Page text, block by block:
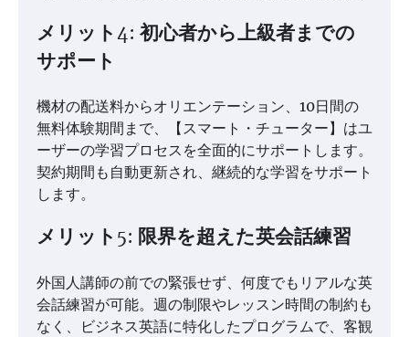
メリット4: 初心者から上級者までの
サポート
機材の配送料からオリエンテーション、10日間の
無料体験期間まで、【スマート・チューター】はユ
ーザーの学習プロセスを全面的にサポートします。
契約期間も自動更新され、継続的な学習をサポート
します。
メリット5: 限界を超えた英会話練習
外国人講師の前での緊張せず、何度でもリアルな英
会話練習が可能。週の制限やレッスン時間の制約も
なく、ビジネス英語に特化したプログラムで、客観